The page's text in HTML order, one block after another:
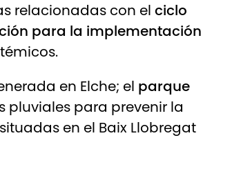
relacionadas con el ciclo
para la implementación
en Elche; el parque
pluviales para prevenir la
situadas en el Baix Llobregat